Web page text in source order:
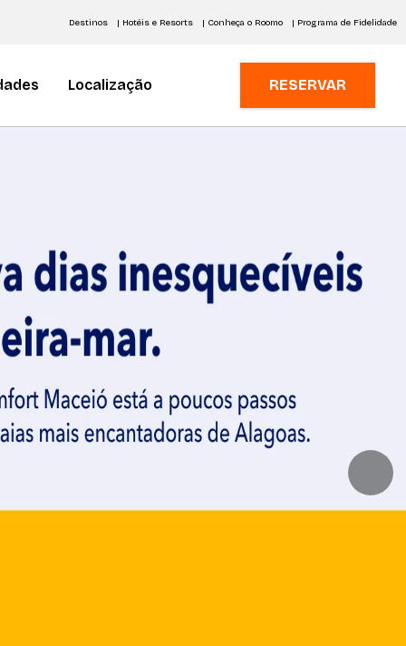
Destinos | Hotéis e Resorts | Conheça o Roomo | Programa de Fidelidade
Localização RESERVAR